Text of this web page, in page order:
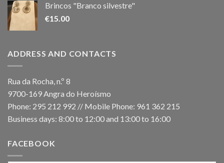
Brincos "Branco silvestre"
€15.00
ADDRESS AND CONTACTS
Rua da Rocha, n.º 8
9700-169 Angra do Heroísmo
Phone: 295 212 992 // Mobile Phone: 961 362 215
Business days: 8:00 to 12:00 and 13:00 to 16:00
FACEBOOK